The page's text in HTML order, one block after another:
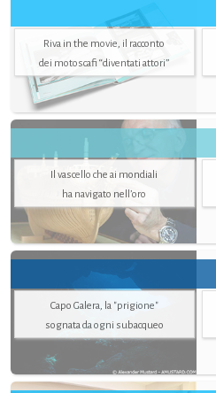
Riva in the movie, il racconto
dei motoscafi “diventati attori”
Il vascello che ai mondiali
ha navigato nell’oro
Capo Galera, la "prigione"
sognata da ogni subacqueo